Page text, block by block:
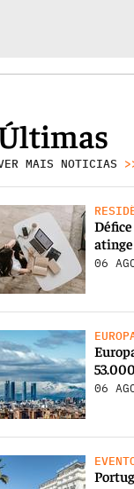
MAIS NOTICIAS
atinge
06
06